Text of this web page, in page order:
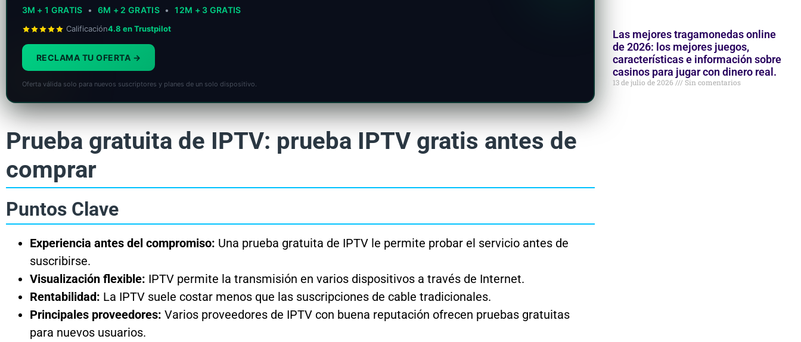
3M + 1 GRATIS • 6M + 2 GRATIS•12M + 3 GRATIS
Calificación4.8 en Trustpilot
RECLAMA TU OFERTA
Oferta válida solo para nuevos suscriptores y planes de un solo dispositivo.
Prueba gratuita de IPTV: prueba IPTV gratis antes de
comprar
Puntos Clave
Experiencia antes del compromiso: Una prueba gratuita de IPTV le permite probar el servicio antes de
suscribirse.
Visualización flexible: IPTV permite la transmisión en varios dispositivos a través de Internet.
Rentabilidad: La IPTV suele costar menos que las suscripciones de cable tradicionales.
Principales proveedores: Varios proveedores de IPTV con buena reputación ofrecen pruebas gratuitas
para nuevos usuarios.
Las mejores tragamonedas online
de 2026: los mejores juegos,
características e información sobre
casinos para jugar con dinero real.
13 de julio de 2026 Sin comentarios